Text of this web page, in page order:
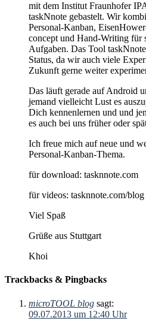
mit dem Institut Fraunhofer
taskNnote gebastelt. Wir
Personal-Kanban,
concept und Hand-Writing für
Aufgaben. Das Tool
Status, da wir auch viele
Zukunft gerne weiter
Das läuft gerade auf Android
jemand vielleicht Lust es
Dich kennenlernen und und
es auch bei uns früher oder
Ich freue mich auf neue und
Personal-Kanban-Thema.
für download: tasknnote.com
für videos: tasknnote.com/blog
Viel Spaß
Grüße aus Stuttgart
Khoi
Trackbacks & Pingbacks
microTOOL blog sagt:
09.07.2013 um 12:40 Uhr